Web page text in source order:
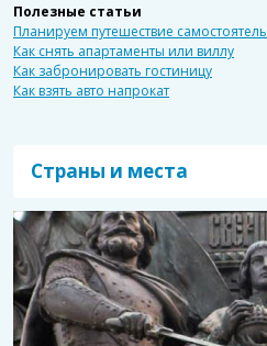
Полезные статьи
Планируем путешествие
Как снять апартаменты или виллу
Как забронировать гостиницу
Как взять авто напрокат
Страны и места